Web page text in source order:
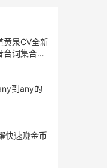
黄泉CV全新
台词集合曝
道黄化版18
到any的
快速赚金币